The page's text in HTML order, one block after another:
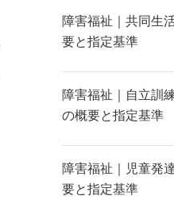
障害福祉｜共同生
要と指定基準
障害福祉｜自立訓
の概要と指定基準
障害福祉｜児童発
要と指定基準